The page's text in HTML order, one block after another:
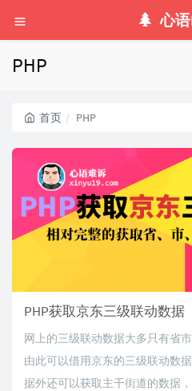
心
PHP
首页 PHP
PHP获取京东三级联动数据
网上的三级联动数据大多只有省
由此可以借用京东的三级联动数
据外还可以获取主干街道的数据